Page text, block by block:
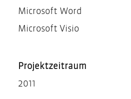
Microsoft Word
Microsoft Visio
Projektzeitraum
2011